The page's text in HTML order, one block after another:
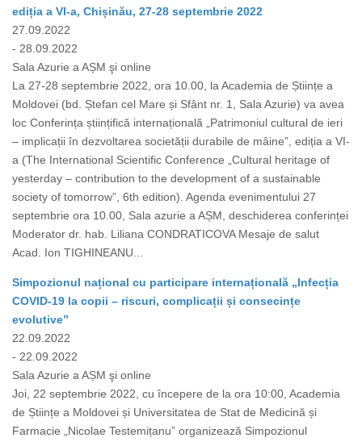
ediția a VI-a, Chișinău, 27-28 septembrie 2022
27.09.2022
- 28.09.2022
Sala Azurie a AȘM şi online
La 27-28 septembrie 2022, ora 10.00, la Academia de Științe a
Moldovei (bd. Ștefan cel Mare și Sfânt nr. 1, Sala Azurie) va avea
loc Conferința științifică internațională „Patrimoniul cultural de ieri
– implicații în dezvoltarea societății durabile de mâine”, ediția a VI-
a (The International Scientific Conference „Cultural heritage of
yesterday – contribution to the development of a sustainable
society of tomorrow”, 6th edition). Agenda evenimentului 27
septembrie ora 10.00, Sala azurie a AȘM, deschiderea conferinței
Moderator dr. hab. Liliana CONDRATICOVA Mesaje de salut
Acad. Ion TIGHINEANU...
Simpozionul național cu participare internațională „Infecția
COVID-19 la copii – riscuri, complicații și consecințe
evolutive”
22.09.2022
- 22.09.2022
Sala Azurie a AȘM şi online
Joi, 22 septembrie 2022, cu începere de la ora 10:00, Academia
de Științe a Moldovei și Universitatea de Stat de Medicină și
Farmacie „Nicolae Testemițanu” organizează Simpozionul